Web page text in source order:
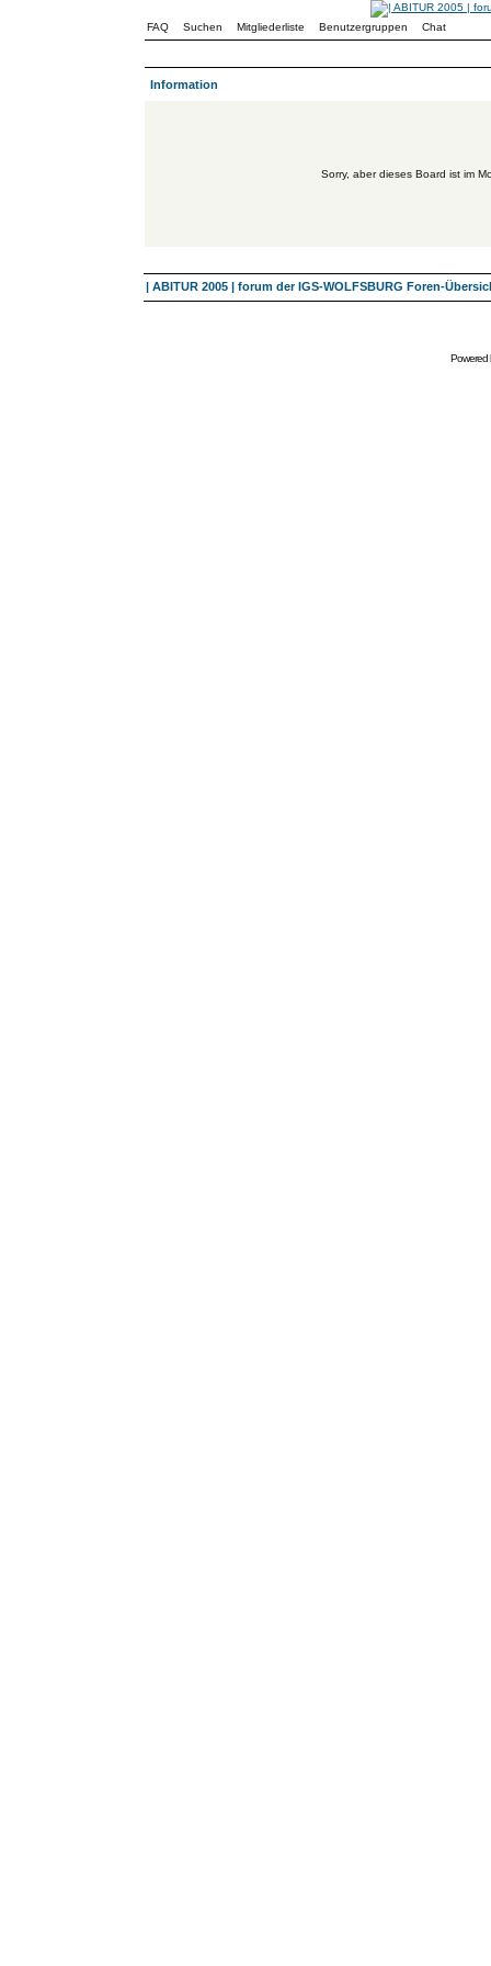
FAQ Suchen Mitgliederliste Benutzergruppen Chat
Information
Sorry, aber dieses Board ist im
| ABITUR 2005 | forum der IGS-WOLFSBURG Foren-
Powered